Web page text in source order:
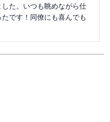
た。いつも眺めながら仕
です！同僚にも喜んでも